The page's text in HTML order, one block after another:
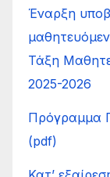
Έναρξη
Τάξη
2025-2026
Πρόγραμμα
(pdf)